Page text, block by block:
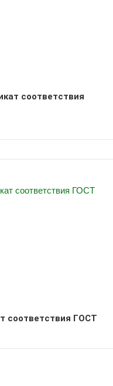
соответствия
соответствия ГОСТ